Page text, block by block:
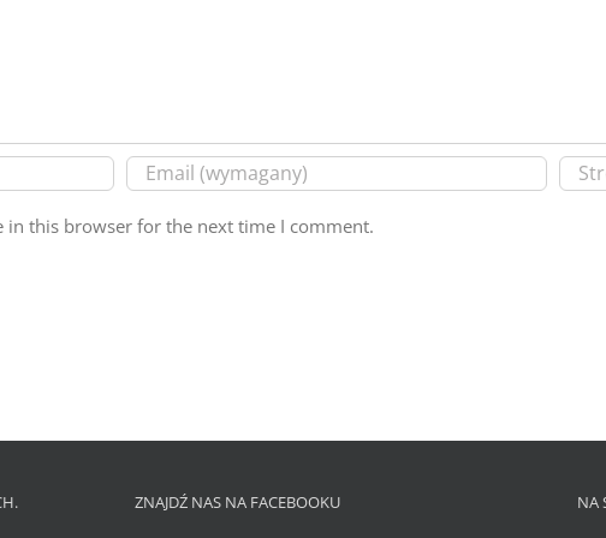
in this browser for the next time I comment.
ZNAJDŹ NAS NA FACEBOOKU NA